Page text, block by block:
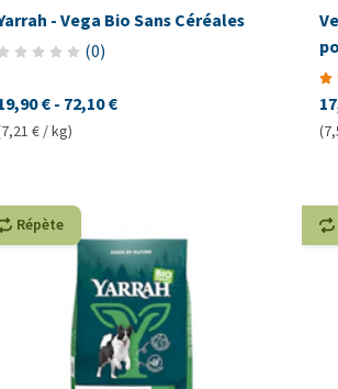
- Vega Bio Sans Céréales
(0)
€- 72,10 €
€ / kg)
Répète